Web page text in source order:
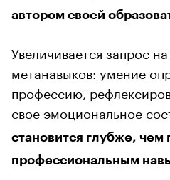
автором своей
Увеличивается запрос
метанавыков: умение
профессию,
свое эмоциональное
становится глубже, чем
профессиональным